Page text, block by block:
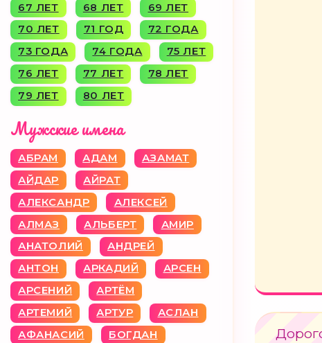
67 ЛЕТ
68 ЛЕТ
69 ЛЕТ
70 ЛЕТ
71 ГОД
72 ГОДА
73 ГОДА
74 ГОДА
75 ЛЕТ
76 ЛЕТ
77 ЛЕТ
78 ЛЕТ
79 ЛЕТ
80 ЛЕТ
Мужские имена
АБРАМ АДАМ
АЗАМАТ
АЙДАР
АЙРАТ
АЛЕКСАНДР
АЛЕКСЕЙ
АЛМАЗ
АЛЬБЕРТ
АМИР
АНАТОЛИЙ
АНДРЕЙ
АНТОН
АРКАДИЙ
АРСЕН
АРСЕНИЙ
АРТЁМ
АРТЕМИЙ
АРТУР
АСЛАН
АФАНАСИЙ
БОГДАН